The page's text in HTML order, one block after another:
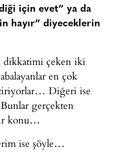
için evet” ya da
hayır” diyeceklerin
dikkatimi çeken iki
en çok
Diğeri ise
gerçekten
konu…
ise şöyle…